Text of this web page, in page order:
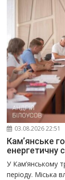
03.08.2026 22:51
Кам’янське
енергетичну
У Кам’янському
періоду. Міська